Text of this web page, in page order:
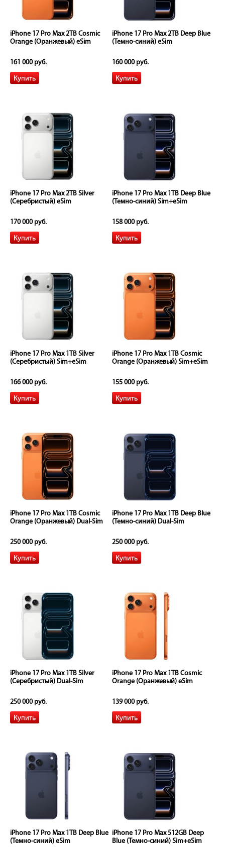
iPhone 17 Pro Max 2TB Cosmic
Orange (Оранжевый) eSim
161 000 руб.
iPhone 17 Pro Max 2TB Deep Blue
(Темно-синий) eSim
160 000 руб.
iPhone 17 Pro Max 2TB Silver
(Серебристый) eSim
170 000 руб.
iPhone 17 Pro Max 1TB Deep Blue
(Темно-синий) Sim+eSim
158 000 руб.
iPhone 17 Pro Max 1TB Silver
(Серебристый) Sim+eSim
166 000 руб.
iPhone 17 Pro Max 1TB Cosmic
Orange (Оранжевый) Sim+eSim
155 000 руб.
iPhone 17 Pro Max 1TB Cosmic
Orange (Оранжевый) Dual-Sim
250 000 руб.
iPhone 17 Pro Max 1TB Deep Blue
(Темно-синий) Dual-Sim
250 000 руб.
iPhone 17 Pro Max 1TB Silver
(Серебристый) Dual-Sim
250 000 руб.
iPhone 17 Pro Max 1TB Cosmic
Orange (Оранжевый) eSim
139 000 руб.
iPhone 17 Pro Max 1TB Deep Blue
(Темно-синий) eSim
iPhone 17 Pro Max 512GB Deep
Blue (Темно-синий) Sim+eSim